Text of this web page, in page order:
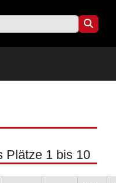
Plätze 1 bis 10